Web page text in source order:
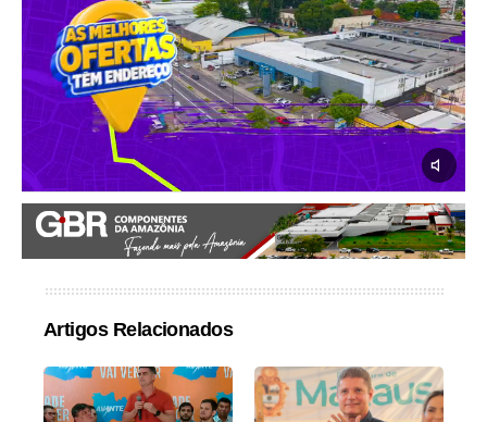
Artigos Relacionados